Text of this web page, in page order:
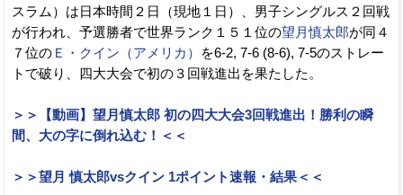
スラム）は日本時間２日（現地１日）、男子シングルス２回戦
が行われ、予選勝者で世界ランク１５１位の望月慎太郎が同４
７位の Ｅ・クイン（アメリカ）
を6-2, 7-6 (8-6), 7-5のストレー
トで破り、四大大会で初の３回戦進出を果たした。
＞＞【動画】望月慎太郎 初の四大大会3回戦進出！勝利の瞬
間、大の字に倒れ込む！＜＜
＞＞望月 慎太郎vsクイン 1ポイント速報・結果＜＜